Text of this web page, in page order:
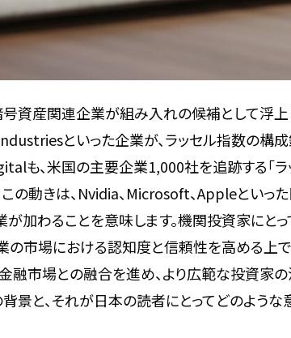
資産関連企業が組み入れの候補として浮上
といった企業が、ラッセル指数の構
も、米国の主要企業1,000社を追跡する「
の動きは、Nvidia、Microsoft、Appleといっ
加わることを意味します。機関投資家にと
市場における認知度と信頼性を高める上
融市場との融合を進め、より広範な投資家
景と、それが日本の読者にとってどのよう